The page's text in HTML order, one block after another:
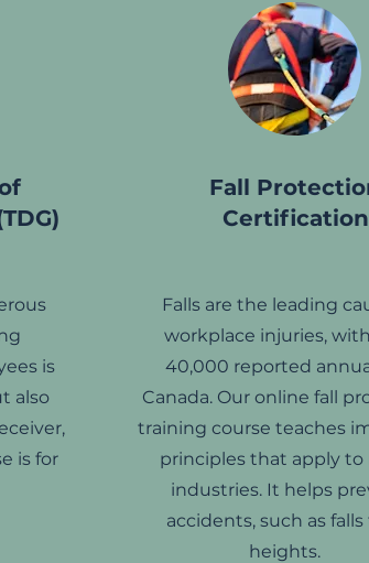
is
also
is for
Fall
Certification
Falls are the leading
workplace injuries,
40,000 reported
Canada. Our online fall
training course teaches
principles that apply to
industries. It helps
accidents, such as
heights.